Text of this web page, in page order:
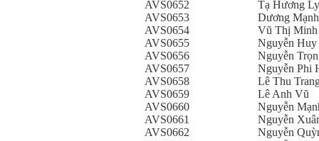
AVS0652
Tạ Hương Ly
AVS0653
Dương
AVS0654
Vũ Thị Minh
AVS0655
Nguyễn Huy
AVS0656
Nguyễn
AVS0657
Nguyễn Phi
AVS0658
Lê Thu
AVS0659
Lê Anh Vũ
AVS0660
Nguyễn
AVS0661
Nguyễn
AVS0662
Nguyễn